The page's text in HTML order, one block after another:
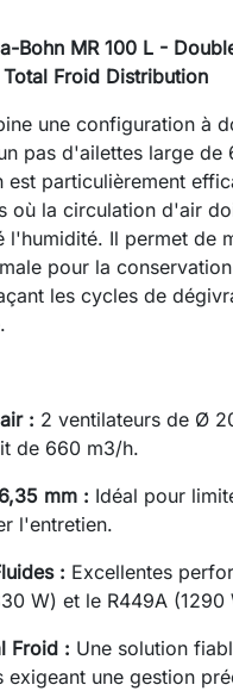
Bohn MR 100 L -
Froid Distribution
une configuration à
pas d'ailettes large de
est particulièrement
où la circulation d'air
l'humidité. Il permet de
pour la
les cycles de
: 2 ventilateurs de Ø
de 660 m3/h.
mm : Idéal pour
l'entretien.
: Excellentes
W) et le R449A (1290
Froid : Une solution
exigeant une gestion